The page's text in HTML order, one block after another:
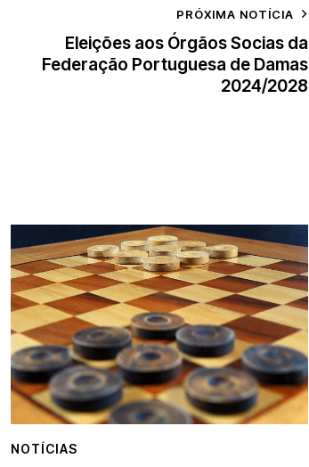
PRÓXIMA NOTÍCIA
Eleições aos Órgãos Socias da
Federação Portuguesa de Damas
2024/2028
NOTÍCIAS